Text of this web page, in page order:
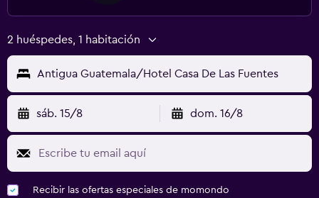
2 huéspedes, 1 habitación
Antigua Guatemala/Hotel Casa De Las Fuentes
sáb. 15/8 dom. 16/8
Recibir las ofertas especiales de momondo